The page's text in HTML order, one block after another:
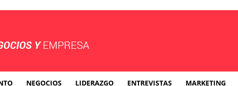
Empresa
NEGOCIOS LIDERAZGO ENTREVISTAS MARKETING